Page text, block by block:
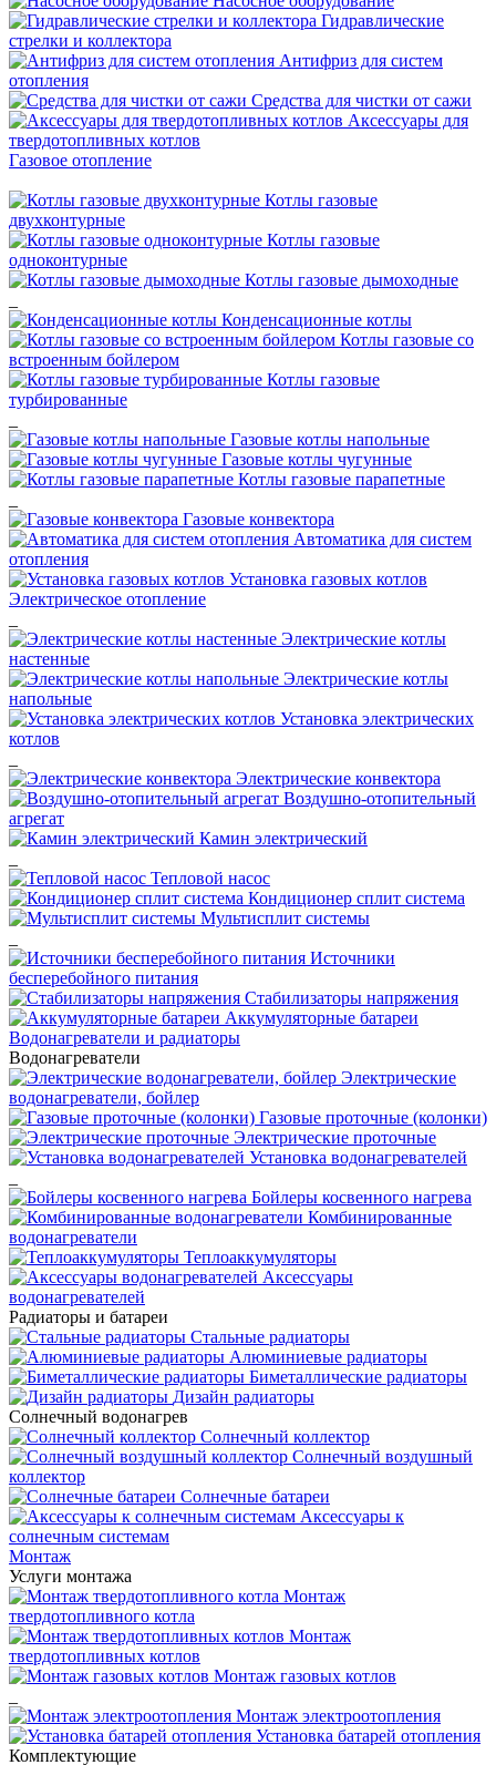
Гидравлические
стрелки и коллектора
Антифриз для систем
отопления
Средства для чистки от сажи
Аксессуары для
твердотопливных котлов
Газовое отопление
Котлы газовые
двухконтурные
Котлы газовые
одноконтурные
Котлы газовые дымоходные
Конденсационные котлы
Котлы газовые со
встроенным бойлером
Котлы газовые
турбированные
Газовые котлы напольные
Газовые котлы чугунные
Котлы газовые парапетные
Газовые конвектора
Автоматика для систем
отопления
Установка газовых котлов
Электрическое отопление
Электрические котлы
настенные
Электрические котлы
напольные
Установка электрических
котлов
Электрические конвектора
Воздушно-отопительный
агрегат
Камин электрический
Тепловой насос
Кондиционер сплит система
Мультисплит системы
Источники
бесперебойного питания
Стабилизаторы напряжения
Аккумуляторные батареи
Водонагреватели и радиаторы
Водонагреватели
Электрические
водонагреватели, бойлер
Газовые проточные (колонки)
Электрические проточные
Установка водонагревателей
Бойлеры косвенного нагрева
Комбинированные
водонагреватели
Теплоаккумуляторы
Аксессуары
водонагревателей
Радиаторы и батареи
Стальные радиаторы
Алюминиевые радиаторы
Биметаллические радиаторы
Дизайн радиаторы
Солнечный водонагрев
Солнечный коллектор
Солнечный воздушный
коллектор
Солнечные батареи
Аксессуары к
солнечным системам
Монтаж
Услуги монтажа
Монтаж
твердотопливного котла
Монтаж
твердотопливных котлов
Монтаж газовых котлов
Монтаж электроотопления
Установка батарей отопления
Комплектующие